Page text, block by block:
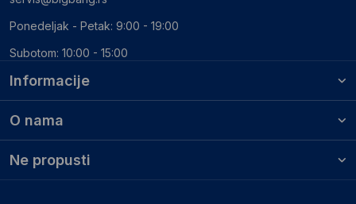
Informacije
O nama
Ne propusti
Ponedeljak - Petak: 9:00 - 19:00
Subotom: 10:00 - 15:00